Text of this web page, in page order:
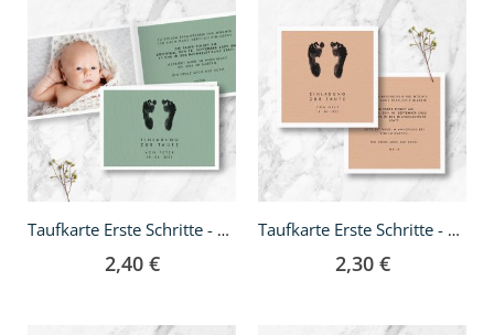
Taufkarte Erste Schritte - A6 Klappkarte
2,40 €
Taufkarte Erste Schritte - quadratisch
2,30 €